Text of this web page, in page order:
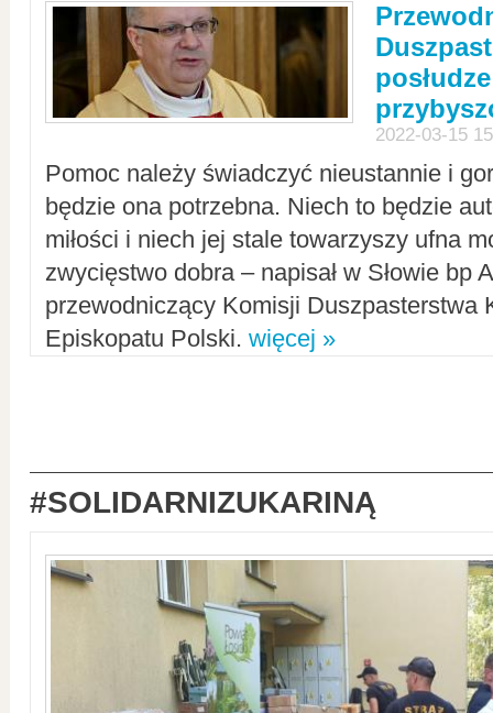
2022-03-15
Pomoc należy świadczyć nieustannie i
będzie ona potrzebna. Niech to będzie
miłości i niech jej stale towarzyszy ufna
zwycięstwo dobra – napisał w Słowie bp
przewodniczący Komisji Duszpasterstwa
Episkopatu Polski. więcej »
#SOLIDARNIZUKARINĄ